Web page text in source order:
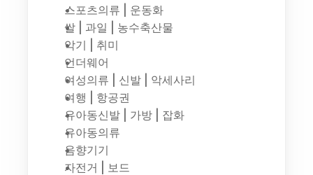
스포츠의류 | 운동화
쌀 | 과일 | 농수축산물
악기 | 취미
언더웨어
여성의류 | 신발 | 악세사리
여행 | 항공권
유아동신발 | 가방 | 잡화
유아동의류
음향기기
자전거 | 보드